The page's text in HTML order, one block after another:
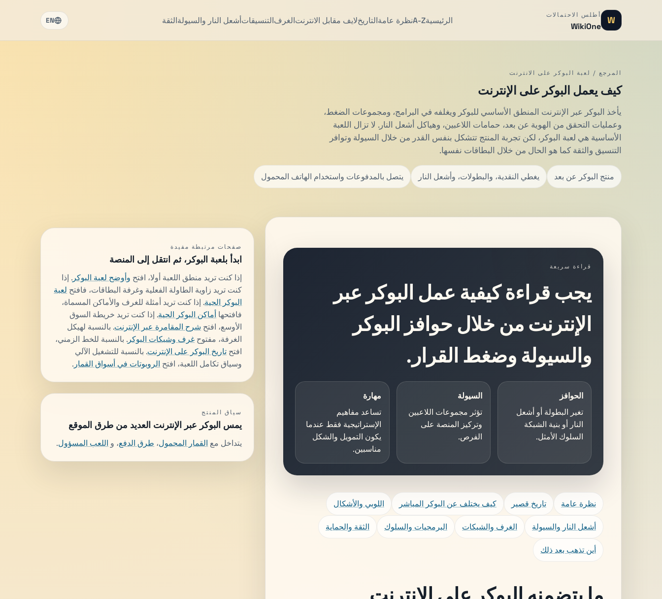
W أطلس الاحتمالات
WikiOne
الرئيسيةA-Zنظرة عامةالتاريخلايف مقابل الانترنتالغرفالتنسيقاتأشعل النار والسيولةالثقة EN
المرجع / لعبة البوكر على الانترنت
كيف يعمل البوكر على الإنترنت
يأخذ البوكر عبر الإنترنت المنطق الأساسي للبوكر ويغلفه في البرامج، ومجموعات الضغط،
وعمليات التحقق من الهوية عن بعد، حمامات اللاعبين، وهياكل أشعل النار. لا تزال اللعبة
الأساسية هي لعبة البوكر، لكن تجربة المنتج تتشكل بنفس القدر من خلال السيولة وتوافر
التنسيق والثقة كما هو الحال من خلال البطاقات نفسها.
منتج البوكر عن بعد يغطي النقدية، والبطولات، وأشعل النار يتصل بالمدفوعات واستخدام الهاتف المحمول
قراءة سريعة
يجب قراءة كيفية عمل البوكر عبر
الإنترنت من خلال حوافز البوكر
والسيولة وضغط القرار.
الحوافز
تغير البطولة أو أشعل
النار أو بنية الشبكة
السلوك الأمثل.
السيولة
تؤثر مجموعات اللاعبين
وتركيز المنصة على
الفرص.
مهارة
تساعد مفاهيم
الإستراتيجية فقط عندما
يكون التمويل والشكل
مناسبين.
نظرة عامة تاريخ قصير كيف يختلف عن البوكر المباشر اللوبي والأشكال
أشعل النار والسيولة الغرف والشبكات البرمجيات والسلوك الثقة والحماية
أين تذهب بعد ذلك
صفحات مرتبطة مفيدة
ابدأ بلعبة البوكر، ثم انتقل إلى المنصة
إذا كنت تريد منطق اللعبة أولا، افتح وأوضح لعبة البوكر . إذا
كنت تريد زاوية الطاولة الفعلية وغرفة البطاقات، فافتح لعبة
البوكر الحية. إذا كنت تريد أمثلة للغرف والأماكن المسماة،
فافتحها أماكن البوكر الحية. إذا كنت تريد خريطة السوق
الأوسع، افتح شرح المقامرة عبر الإنترنت. بالنسبة لهيكل
الغرفة، مفتوح غرف وشبكات البوكر . بالنسبة للخط الزمني،
افتح تاريخ البوكر على الإنترنت. بالنسبة للتشغيل الآلي
وسياق تكامل اللعبة، افتح الروبوتات في أسواق القمار .
سياق المنتج
يمس البوكر عبر الإنترنت العديد من طرق الموقع
يتداخل مع القمار المحمول، طرق الدفع، و اللعب المسؤول.